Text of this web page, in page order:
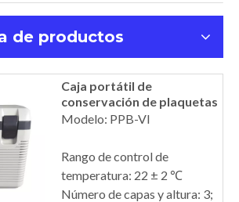
de productos
Caja portátil de
conservación de plaquetas
Modelo: PPB-VI
Rango de control de
temperatura: 22 ± 2 ℃
Número de capas y altura: 3;